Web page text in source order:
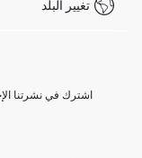
تغيير البلد
اشترك في نشرتنا الإخبارية